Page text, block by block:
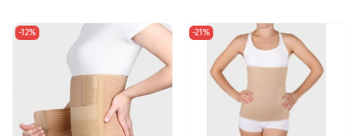
-12% -21%